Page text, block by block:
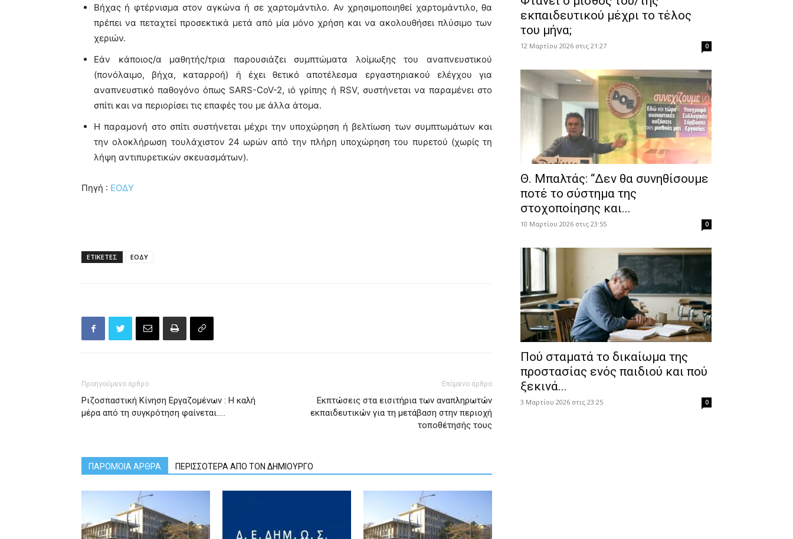
Βήχας ή φτέρνισμα στον αγκώνα ή σε χαρτομάντιλο. Αν χρησιμοποιηθεί χαρτομάντιλο, θα
πρέπει να πεταχτεί προσεκτικά μετά από μία μόνο χρήση και να ακολουθήσει πλύσιμο των
χεριών.
Εάν κάποιος/α μαθητής/τρια παρουσιάζει συμπτώματα λοίμωξης του αναπνευστικού
(πονόλαιμο, βήχα, καταρροή) ή έχει θετικό αποτέλεσμα εργαστηριακού ελέγχου για
αναπνευστικό παθογόνο όπως SARS-CoV-2, ιό γρίπης ή RSV, συστήνεται να παραμένει στο
σπίτι και να περιορίσει τις επαφές του με άλλα άτομα.
Η παραμονή στο σπίτι συστήνεται μέχρι την υποχώρηση ή βελτίωση των συμπτωμάτων και
την ολοκλήρωση τουλάχιστον 24 ωρών από την πλήρη υποχώρηση του πυρετού (χωρίς τη
λήψη αντιπυρετικών σκευασμάτων).
Πηγή : ΕΟΔΥ
ΕΤΙΚΕΤΕΣ ΕΟΔΥ
Προηγούμενο άρθρο
Ριζοσπαστική Κίνηση Εργαζομένων : Η καλή
μέρα από τη συγκρότηση φαίνεται…..
Επόμενο άρθρο
Εκπτώσεις στα εισιτήρια των αναπληρωτών
εκπαιδευτικών για τη μετάβαση στην περιοχή
τοποθέτησής τους
ΠΑΡΟΜΟΙΑ ΑΡΘΡΑ ΠΕΡΙΣΣΟΤΕΡΑ ΑΠΟ ΤΟΝ ΔΗΜΙΟΥΡΓΟ
εκπαιδευτικού μέχρι το τέλος
του μήνα;
12 Μαρτίου 2026 στις 21:27 0
Θ. Μπαλτάς: “Δεν θα συνηθίσουμε
ποτέ το σύστημα της
στοχοποίησης και...
10 Μαρτίου 2026 στις 23:55 0
Πού σταματά το δικαίωμα της
προστασίας ενός παιδιού και πού
ξεκινά...
3 Μαρτίου 2026 στις 23:25 0